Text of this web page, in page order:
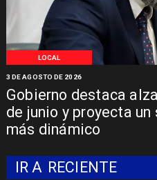
LOCAL
Gobierno destaca
de junio y proyecta
más dinámico
3 DE AGOSTO DE 2026
IR A RECIENTE